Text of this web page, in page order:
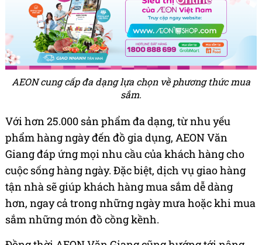
AEON cung cấp đa dạng lựa chọn về phương thức mua
sắm.
Với hơn 25.000 sản phẩm đa dạng, từ nhu yếu
phẩm hàng ngày đến đồ gia dụng, AEON Văn
Giang đáp ứng mọi nhu cầu của khách hàng cho
cuộc sống hàng ngày. Đặc biệt, dịch vụ giao hàng
tận nhà sẽ giúp khách hàng mua sắm dễ dàng
hơn, ngay cả trong những ngày mưa hoặc khi mua
sắm những món đồ cồng kềnh.